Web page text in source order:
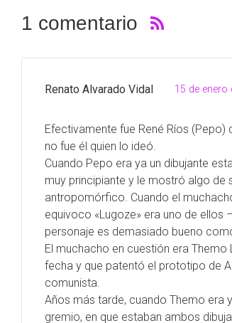
1 comentario
Renato Alvarado Vidal 15 de enero
Efectivamente fue René Ríos
no fue él quien lo ideó.
Cuando Pepo era ya un dibujante
muy principiante y le mostró algo de
antropomórfico. Cuando el
equivoco «Lugoze» era uno de ellos
personaje es demasiado bueno
El muchacho en cuestión era
fecha y que patentó el prototipo de
comunista.
Años más tarde, cuando Themo era
gremio, en que estaban ambos